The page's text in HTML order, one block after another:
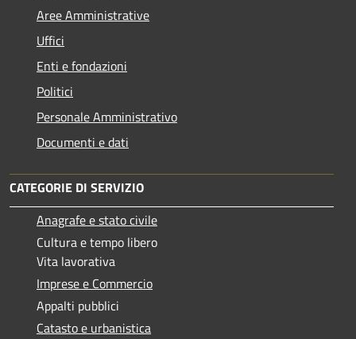
Aree Amministrative
Uffici
Enti e fondazioni
Politici
Personale Amministrativo
Documenti e dati
CATEGORIE DI SERVIZIO
Anagrafe e stato civile
Cultura e tempo libero
Vita lavorativa
Imprese e Commercio
Appalti pubblici
Catasto e urbanistica